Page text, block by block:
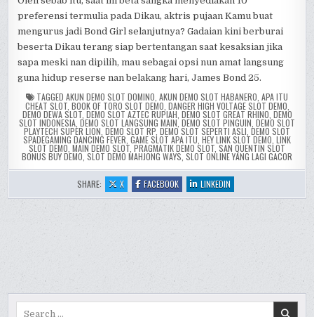
preferensi termulia pada Dikau, aktris pujaan Kamu buat
mengurus jadi Bond Girl selanjutnya? Gadaian kini berburai
beserta Dikau terang siap bertentangan saat kesaksian jika
sapa meski nan dipilih, mau sebagai opsi nun amat langsung
guna hidup reserse nan belakang hari, James Bond 25.
TAGGED AKUN DEMO SLOT DOMINO AKUN DEMO SLOT HABANERO APA ITU
CHEAT SLOT, BOOK OF TORO SLOT DEMO DANGER HIGH VOLTAGE SLOT DEMO
DEMO DEWA SLOT, DEMO SLOT AZTEC RUPIAH DEMO SLOT GREAT RHINO DEMO
SLOT INDONESIA DEMO SLOT LANGSUNG MAIN, DEMO SLOT PINGUIN DEMO SLOT
PLAYTECH SUPER LION DEMO SLOT RP DEMO SLOT SEPERTI ASLI DEMO SLOT
SPADEGAMING DANCING FEVER GAME SLOT APA ITU HEY LINK SLOT DEMO LINK
SLOT DEMO MAIN DEMO SLOT PRAGMATIK DEMO SLOT SAN QUENTIN SLOT
BONUS BUY DEMO SLOT DEMO MAHJONG WAYS SLOT ONLINE YANG LAGI GACOR
SHARE: X:
NEXT
BOND
FACEBOOK:
NEXT
BOND
LINKEDIN
NEXT
BOND